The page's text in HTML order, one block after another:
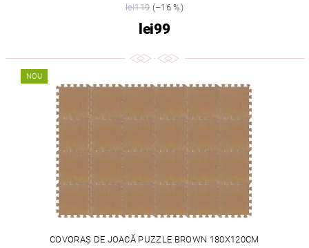
lei119(–16 %)
lei99
NOU
COVORAȘ DE JOACĂ PUZZLE BROWN 180X120CM